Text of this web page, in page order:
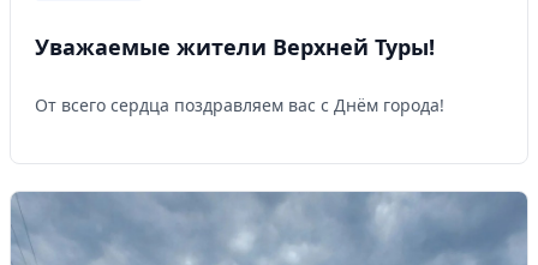
Уважаемые жители Верхней Туры!
От всего сердца поздравляем вас с Днём города!